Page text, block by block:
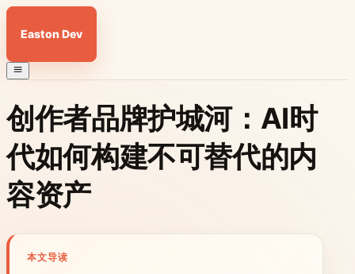
Easton Dev
创作者品牌护城河：AI时
代如何构建不可替代的内
容资产
本文导读